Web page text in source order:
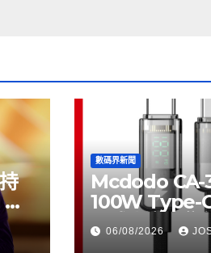
數碼界新聞
Mcdodo CA-
100W Type-
正式上市，售
HK$115
06/08/2026